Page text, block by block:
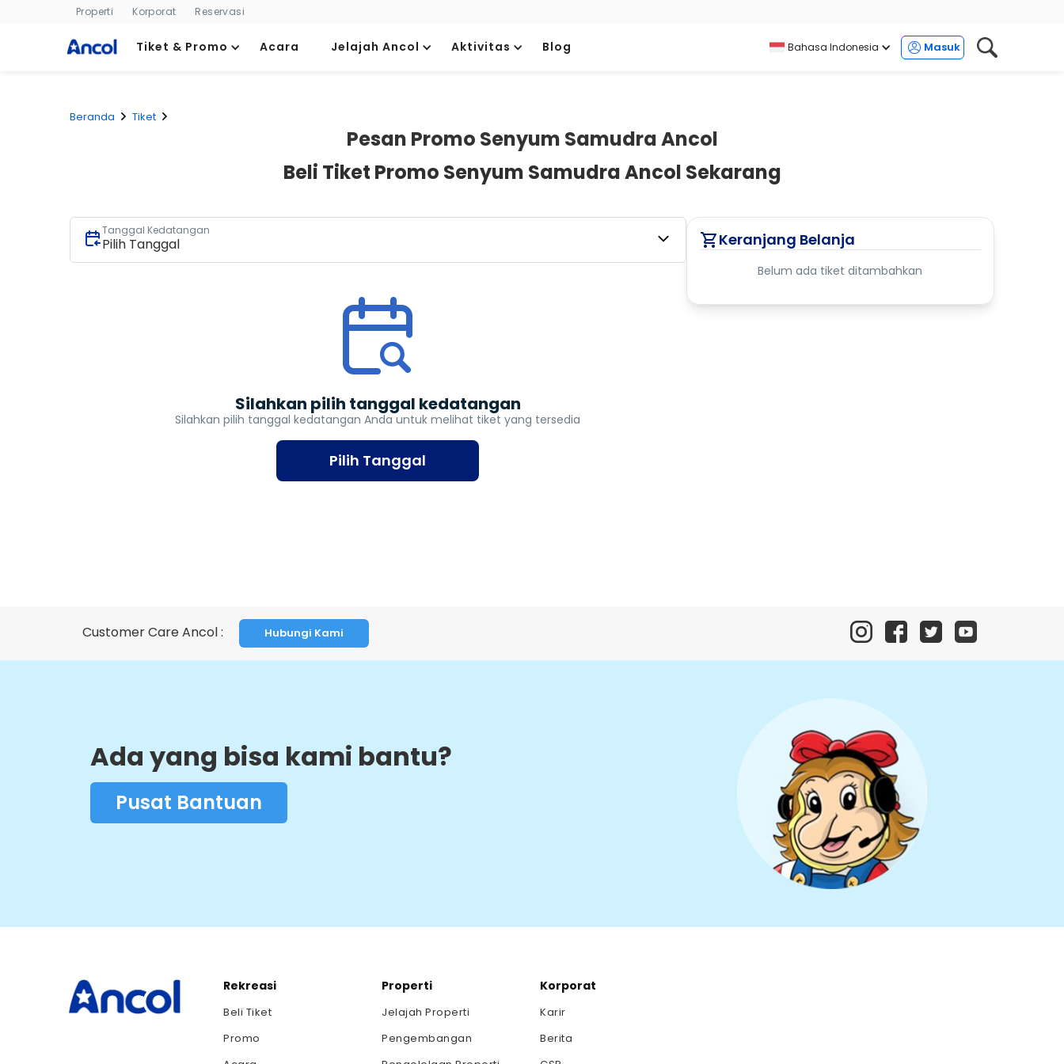
Properti Korporat Reservasi
Tiket & Promo Acara Jelajah Ancol Aktivitas Blog Bahasa Indonesia Masuk
Beranda Tiket
Pesan Promo Senyum Samudra Ancol
Beli Tiket Promo Senyum Samudra Ancol Sekarang
Tanggal Kedatangan
Pilih Tanggal
Silahkan pilih tanggal kedatangan
Silahkan pilih tanggal kedatangan Anda untuk melihat tiket yang tersedia
Pilih Tanggal
Keranjang Belanja
Belum ada tiket ditambahkan
Customer Care Ancol : Hubungi Kami
Ada yang bisa kami bantu?
Pusat Bantuan
Rekreasi
Beli Tiket
Promo
Properti
Jelajah Properti
Pengembangan
Korporat
Karir
Berita